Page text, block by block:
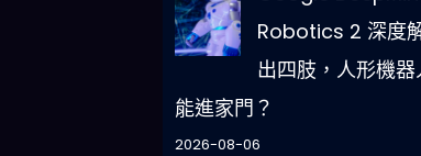
Robotics 2 深度
出四肢，人形機
能進家門？
2026-08-06